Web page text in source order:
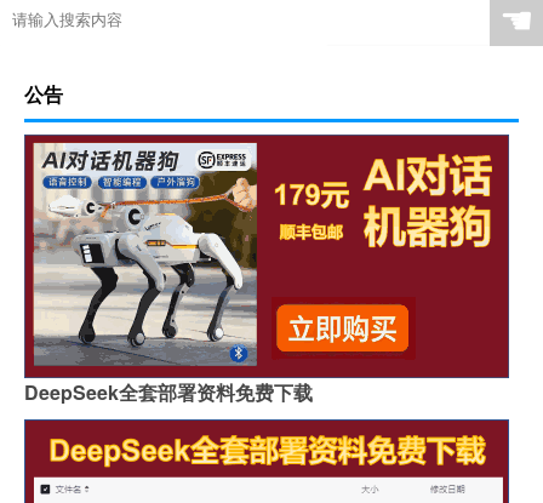
☚
公告
DeepSeek全套部署资料免费下载